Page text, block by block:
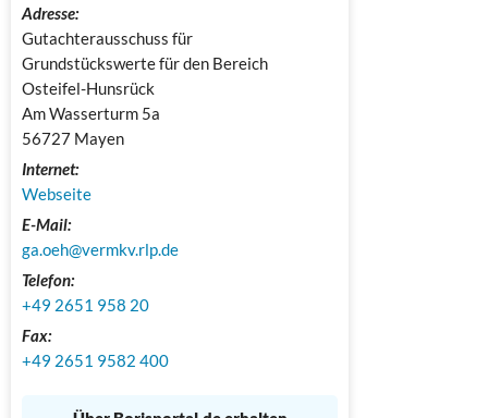
Adresse:
Gutachterausschuss für
Grundstückswerte für den Bereich
Osteifel-Hunsrück
Am Wasserturm 5a
56727 Mayen
Internet:
Webseite
E-Mail:
ga.oeh@vermkv.rlp.de
Telefon:
+49 2651 958 20
Fax:
+49 2651 9582 400